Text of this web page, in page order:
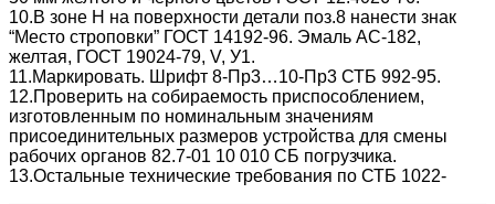
10.В зоне Н на поверхности детали поз.8 нанести знак
“Место строповки” ГОСТ 14192-96. Эмаль АС-182,
желтая, ГОСТ 19024-79, V, У1.
11.Маркировать. Шрифт 8-Пр3…10-Пр3 СТБ 992-95.
12.Проверить на собираемость приспособлением,
изготовленным по номинальным значениям
присоединительных размеров устройства для смены
рабочих органов 82.7-01 10 010 СБ погрузчика.
13.Остальные технические требования по СТБ 1022-